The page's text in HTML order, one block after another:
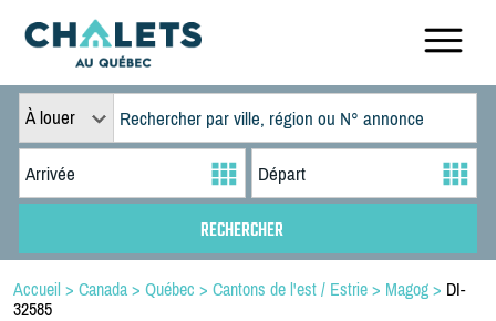
À louer
Accueil > Canada > Québec > Cantons de l'est / Estrie > Magog > DI-
32585